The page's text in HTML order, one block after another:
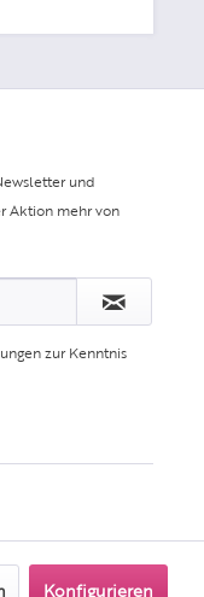
und
Aktion mehr von
zur Kenntnis
Konfigurieren